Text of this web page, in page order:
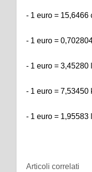
- 1 euro = 15,6466
- 1 euro =
- 1 euro = 3,45280
- 1 euro = 7,53450
- 1 euro = 1,95583
Articoli correlati